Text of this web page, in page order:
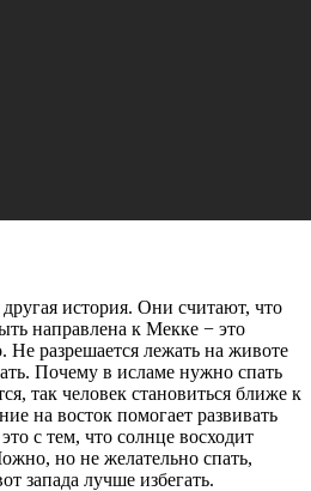
история. Они считают, что
направлена к Мекке − это
разрешается лежать на животе
Почему в исламе нужно спать
так человек становиться ближе к
на восток помогает развивать
с тем, что солнце восходит
но не желательно спать,
запада лучше избегать.